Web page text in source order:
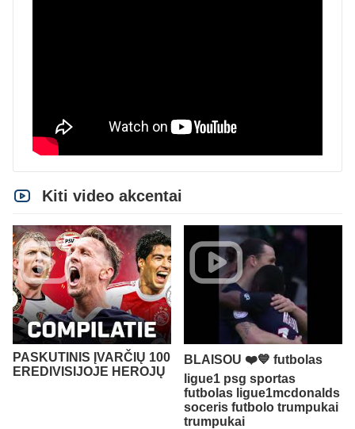
Kiti video akcentai
PASKUTINIS ĮVARČIŲ 100
EREDIVISIJOJE HEROJŲ
BLAISOU ❤️💙 futbolas
ligue1 psg sportas
futbolas ligue1mcdonalds
soceris futbolo trumpukai
trumpukai